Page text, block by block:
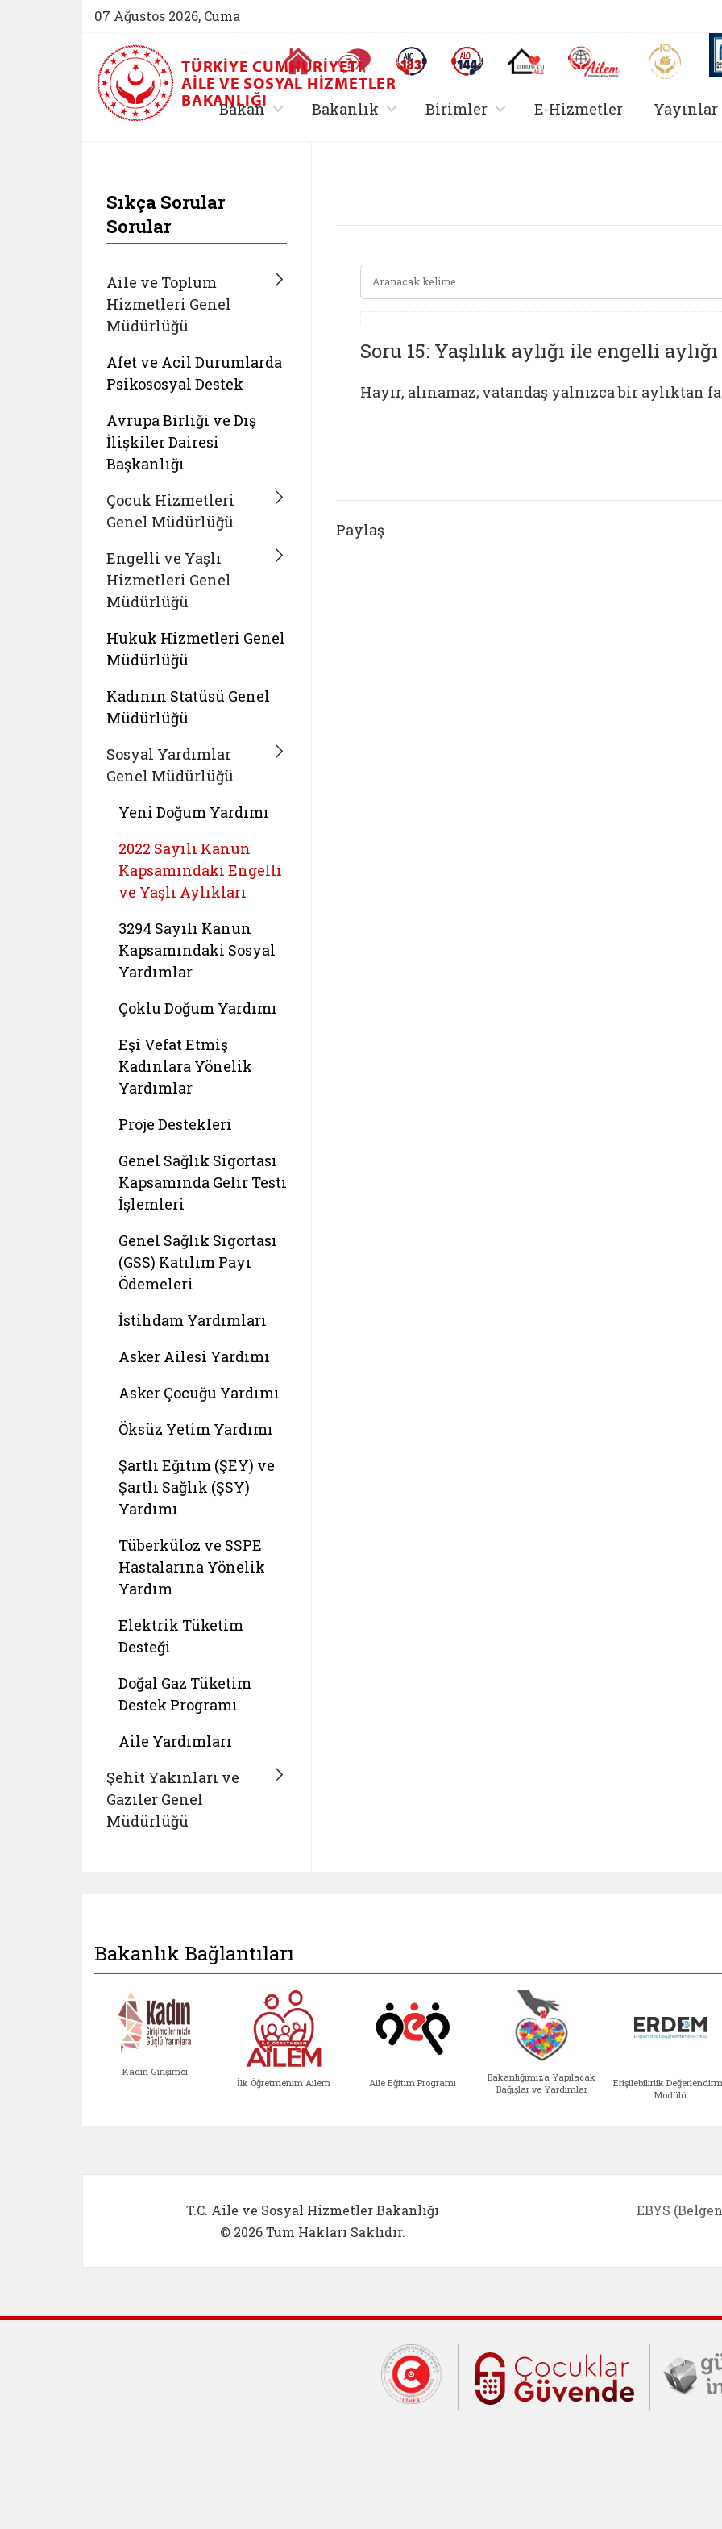
07 Ağustos 2026, Cuma
Ana Sayfa Sıkça Sorulan SorularAlo 183 (yeni sekmede açılır)Alo 144 (yeni sekmede açılır)Koruyucu Aile (yeni sekmede açılır)
AİLEM İletişim Aile ve
TÜRKIYE CUMHURIYETI
AILE VE SOSYAL HIZMETLER
BAKANLIĞI
Bakan, alt menü içerir
Bakanlık , alt menü içerir
Birimler, alt menü içerir
E-Hizmetler Yayınlar
Sıkça Sorular
Sorular
Aile ve Toplum
Hizmetleri Genel
Müdürlüğü
Afet ve Acil Durumlarda
Psikososyal Destek
Avrupa Birliği ve Dış
İlişkiler Dairesi
Başkanlığı
Çocuk Hizmetleri
Genel Müdürlüğü
Engelli ve Yaşlı
Hizmetleri Genel
Müdürlüğü
Hukuk Hizmetleri Genel
Müdürlüğü
Kadının Statüsü Genel
Müdürlüğü
Sosyal Yardımlar
Genel Müdürlüğü
Yeni Doğum Yardımı
2022 Sayılı Kanun
Kapsamındaki Engelli
ve Yaşlı Aylıkları
3294 Sayılı Kanun
Kapsamındaki Sosyal
Yardımlar
Çoklu Doğum Yardımı
Eşi Vefat Etmiş
Kadınlara Yönelik
Yardımlar
Proje Destekleri
Genel Sağlık Sigortası
Kapsamında Gelir Testi
İşlemleri
Genel Sağlık Sigortası
(GSS) Katılım Payı
Ödemeleri
İstihdam Yardımları
Asker Ailesi Yardımı
Asker Çocuğu Yardımı
Öksüz Yetim Yardımı
Şartlı Eğitim (ŞEY) ve
Şartlı Sağlık (ŞSY)
Yardımı
Tüberküloz ve SSPE
Hastalarına Yönelik
Yardım
Elektrik Tüketim
Desteği
Doğal Gaz Tüketim
Destek Programı
Aile Yardımları
Şehit Yakınları ve
Gaziler Genel
Müdürlüğü
Soru 15: Yaşlılık aylığı ile engelli
Hayır, alınamaz; vatandaş yalnızca bir aylıktan
Paylaş
Bakanlık Bağlantıları
Kadın Girişimci
İlk Öğretmenim Ailem Aile Eğitim Programı
Bakanlığımıza Yapılacak
Bağışlar ve Yardımlar
Erişilebilirlik
Modülü
T.C. Aile ve Sosyal Hizmetler Bakanlığı
© 2026 Tüm Hakları Saklıdır.
EBYS
Cumhurbaşkanlığı İletişim Merkezi
Çocuklar